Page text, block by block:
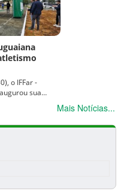
o IFFar -
sua…
Mais Notícias...